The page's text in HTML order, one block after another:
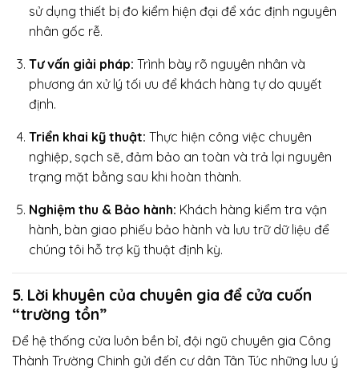
sử dụng thiết bị đo kiểm hiện đại để xác định nguyên
nhân gốc rễ.
Tư vấn giải pháp: Trình bày rõ nguyên nhân và
phương án xử lý tối ưu để khách hàng tự do quyết
định.
Triển khai kỹ thuật: Thực hiện công việc chuyên
nghiệp, sạch sẽ, đảm bảo an toàn và trả lại nguyên
trạng mặt bằng sau khi hoàn thành.
Nghiệm thu & Bảo hành: Khách hàng kiểm tra vận
hành, bàn giao phiếu bảo hành và lưu trữ dữ liệu để
chúng tôi hỗ trợ kỹ thuật định kỳ.
5. Lời khuyên của chuyên gia để cửa cuốn
“trường tồn”
Để hệ thống cửa luôn bền bỉ, đội ngũ chuyên gia Công
Thành Trường Chinh gửi đến cư dân Tân Túc những lưu ý